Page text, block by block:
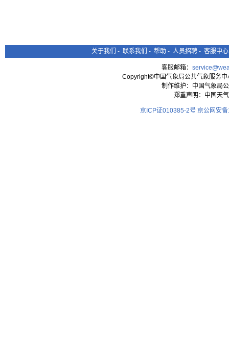
关于我们 - 联系我们 - 帮助 - 人员招聘 - 客服中心
客服邮箱：
Copyright©中国气象局公共气象服务
制作维护：中国气象局
郑重声明：中国天
京ICP证010385-2号 京公网安